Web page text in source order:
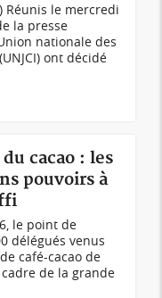
Réunis le mercredi
la presse
nationale des
ont décidé
cacao : les
pouvoirs à
le point de
délégués venus
café-cacao de
cadre de la grande